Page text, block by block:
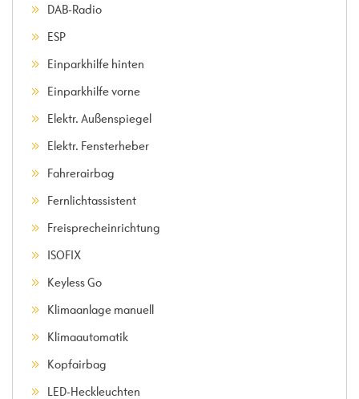
DAB-Radio
ESP
Einparkhilfe hinten
Einparkhilfe vorne
Elektr. Außenspiegel
Elektr. Fensterheber
Fahrerairbag
Fernlichtassistent
Freisprecheinrichtung
ISOFIX
Keyless Go
Klimaanlage manuell
Klimaautomatik
Kopfairbag
LED-Heckleuchten